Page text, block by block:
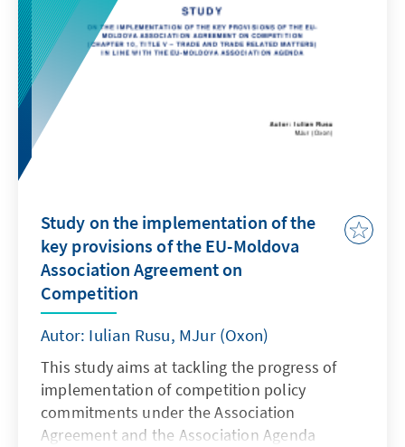
Study on the implementation of the
key provisions of the EU-Moldova
Association Agreement on
Competition
Autor: Iulian Rusu, MJur (Oxon)
This study aims at tackling the progress of
implementation of competition policy
commitments under the Association
Agreement and the Association Agenda